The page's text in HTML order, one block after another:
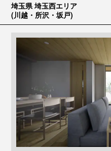
埼玉県 埼玉西エリア
(川越・所沢・坂戸)